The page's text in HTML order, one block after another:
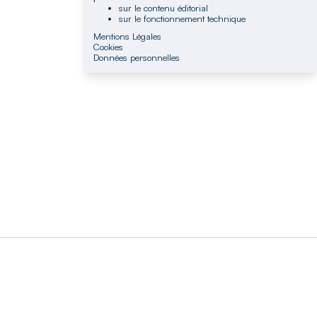
sur le contenu éditorial
sur le fonctionnement technique
Mentions Légales
Cookies
Données personnelles